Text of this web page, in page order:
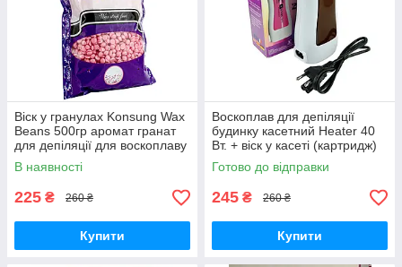
Віск у гранулах Konsung Wax
Beans 500гр аромат гранат
для депіляції для воскоплаву
плівковий віск гранули
В наявності
225 ₴ 260 ₴
Купити
Воскоплав для депіляції
будинку касетний Heater 40
Вт. + віск у касеті (картридж)
Готово до відправки
245 ₴ 260 ₴
Купити